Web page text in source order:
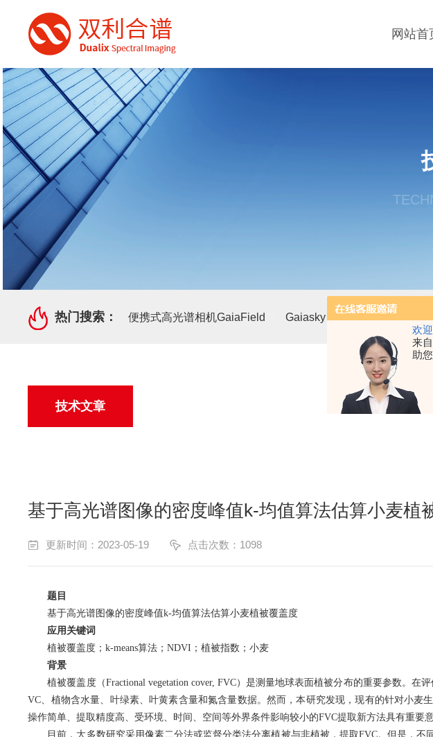
欢
来
助
网站首
热门搜索： 便携式高光谱相机GaiaField Gaiasky mini3-VN无人机载高
技术文章
基于高光谱图像的密度峰值k-均值算法估算小麦植
更新时间：2023-05-19 点击次数：1098
题目
基于高光谱图像的密度峰值k-均值算法估算小麦植被覆盖度
应用关键词
植被覆盖度；k-means算法；NDVI ；植被指数；小麦
背景
植被覆盖度（Fractional vegetation cover, FVC）是测量地球表面植被分布的重要参数。在
VC、植物含水量、叶绿素、叶黄素含量和氮含量数据。然而，本研究发现，现有的针对小麦
操作简单、提取精度高、受环境、时间、空间等外界条件影响较小的FVC提取新方法具有重要意
目前，大多数研究采用像素二分法或监督分类法分离植被与非植被，提取FVC。但是，不